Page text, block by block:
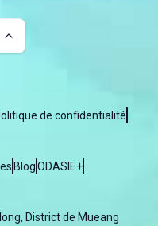
de confidentialité
BlogODASIE+
District de Mueang